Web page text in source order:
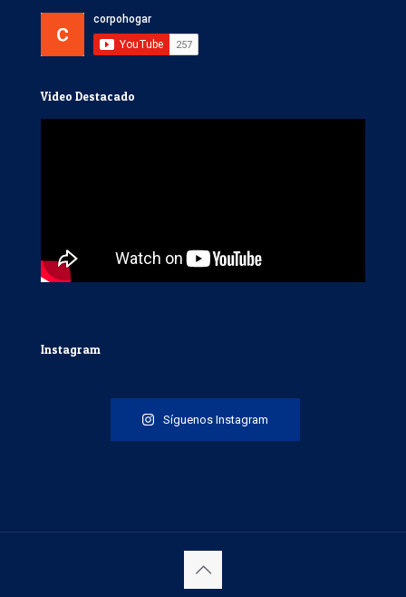
Video Destacado
Instagram
Síguenos Instagram